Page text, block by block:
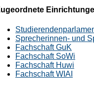
Sprecherinnen- und
Fachschaft GuK
Fachschaft SoWi
Fachschaft Huwi
Fachschaft WIAI